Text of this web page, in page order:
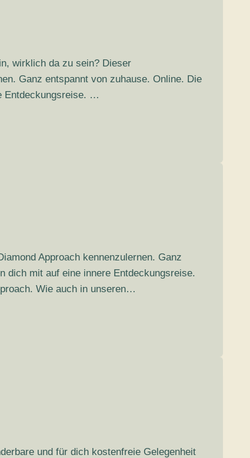
wirklich da zu sein? Dieser
Ganz entspannt von zuhause. Online. Die
Entdeckungsreise. …
Approach kennenzulernen. Ganz
dich mit auf eine innere Entdeckungsreise.
Wie auch in unseren…
und für dich kostenfreie Gelegenheit